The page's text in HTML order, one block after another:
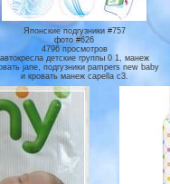
Японские подгузники #757
фото #626
4796 просмотров
автокресла детские группы 0 1, манеж
jane, подгузники pampers new baby
и кровать манеж capella c3.